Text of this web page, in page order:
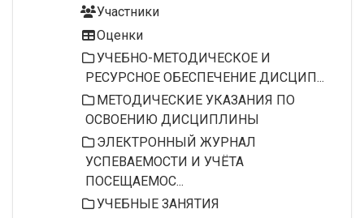
Участники
Оценки
УЧЕБНО-МЕТОДИЧЕСКОЕ И
РЕСУРСНОЕ ОБЕСПЕЧЕНИЕ ДИСЦИП...
МЕТОДИЧЕСКИЕ УКАЗАНИЯ ПО
ОСВОЕНИЮ ДИСЦИПЛИНЫ
ЭЛЕКТРОННЫЙ ЖУРНАЛ
УСПЕВАЕМОСТИ И УЧЁТА
ПОСЕЩАЕМОС...
УЧЕБНЫЕ ЗАНЯТИЯ